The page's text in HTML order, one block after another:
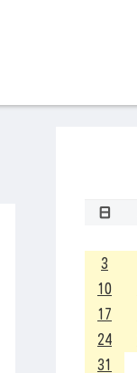
日
3
10
17
24
31